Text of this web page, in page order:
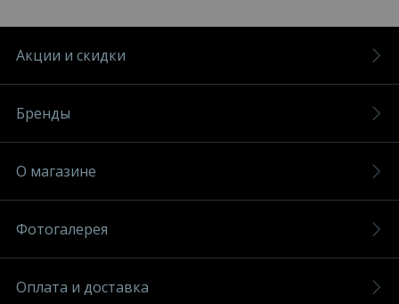
Акции и скидки
Бренды
О магазине
Фотогалерея
Оплата и доставка